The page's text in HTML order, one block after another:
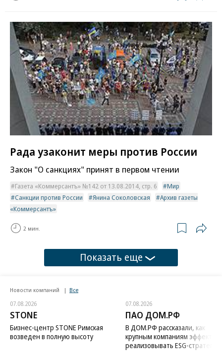
Рада узаконит меры против России
Закон "О санкциях" принят в первом чтении
Газета «Коммерсантъ» №142 от 13.08.2014, стр. 6
Мир
Санкции против России
Янина Соколовская
Архив газеты
«Коммерсантъ»
2 мин.
Показать еще
Новости компаний Все
07.08.2026
STONE
Бизнес-центр STONE Римская
возведен в полную высоту
07.08.2026
ПАО ДОМ.РФ
В ДОМ.РФ рассказали, как
крупным компаниям
реализовывать ESG-стратегию